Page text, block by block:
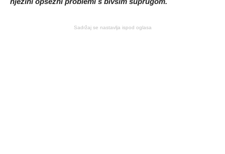
Sadržaj se nastavlja ispod oglasa